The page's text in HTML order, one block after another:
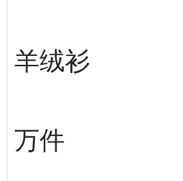
羊绒衫
万件